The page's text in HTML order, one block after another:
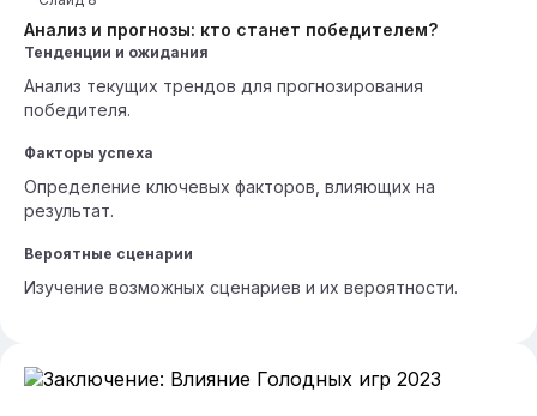
Анализ и прогнозы: кто станет победителем?
Тенденции и ожидания
Анализ текущих трендов для прогнозирования
победителя.
Факторы успеха
Определение ключевых факторов, влияющих на
результат.
Вероятные сценарии
Изучение возможных сценариев и их вероятности.